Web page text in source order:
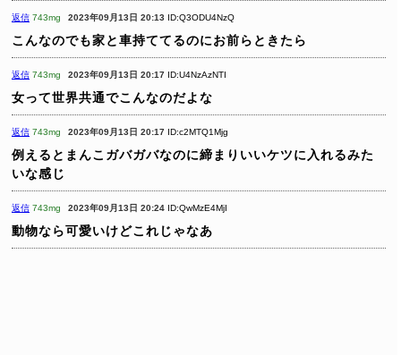
返信 743mg 2023年09月13日 20:13 ID:Q3ODU4NzQ
こんなのでも家と車持ててるのにお前らときたら
返信 743mg 2023年09月13日 20:17 ID:U4NzAzNTI
女って世界共通でこんなのだよな
返信 743mg 2023年09月13日 20:17 ID:c2MTQ1Mjg
例えるとまんこガバガバなのに締まりいいケツに入れるみた
いな感じ
返信 743mg 2023年09月13日 20:24 ID:QwMzE4MjI
動物なら可愛いけどこれじゃなあ